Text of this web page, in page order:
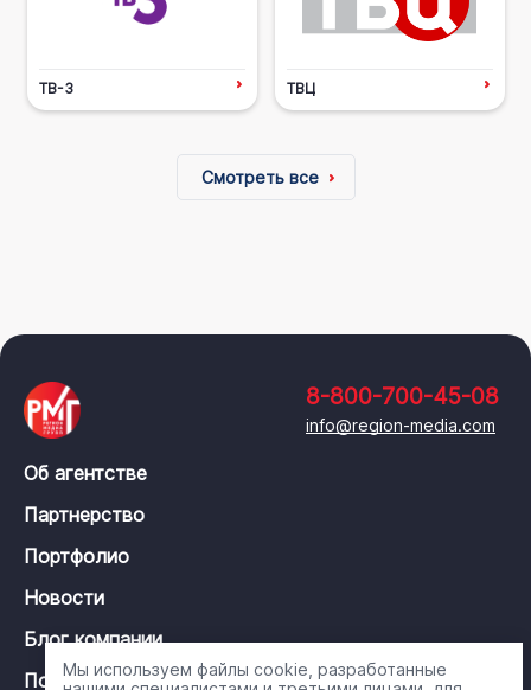
ТВ-3 ТВЦ
Смотреть все
8-800-700-45-08
info@region-media.com
Об агентстве
Партнерство
Портфолио
Новости
Блог компании
Политика конфиденциальности
Мы используем файлы cookie, разработанные